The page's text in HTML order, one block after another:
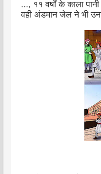
..., ११ वर्षों के काला
वही अंडमान जेल ने भी